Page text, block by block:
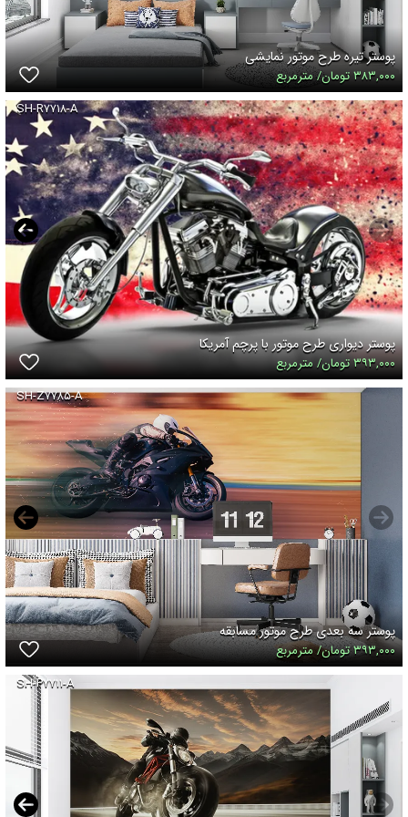
پوستر تیره طرح موتور نمایشی
۳۸۳,۰۰۰ تومان/ مترمربع
SH-R۷۷۱۸-A
پوستر دیواری طرح موتور با پرچم آمریکا
۳۹۳,۰۰۰ تومان/ مترمربع
SH-Z۷۷۸۵-A
پوستر سه بعدی طرح موتور مسابقه
۳۹۳,۰۰۰ تومان/ مترمربع
SH-P۷۷۱۱-A